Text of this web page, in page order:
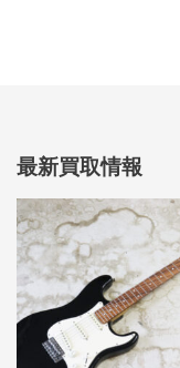
最新買取情報